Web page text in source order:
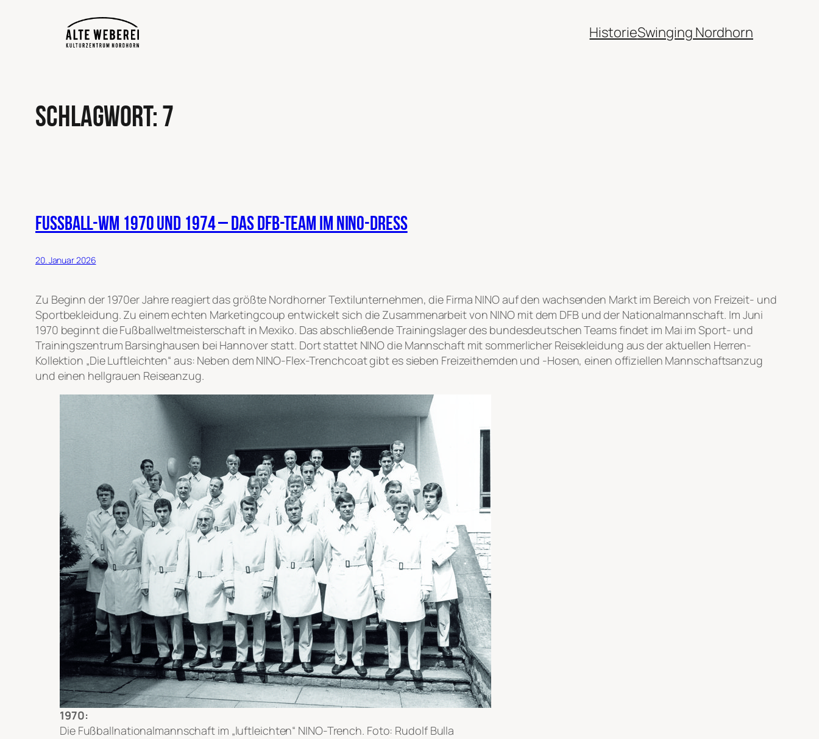
HistorieSwinging Nordhorn
Schlagwort: 7
Fußball-WM 1970 und 1974 – das DFB-Team im NINO-Dress
20. Januar 2026
Zu Beginn der 1970er Jahre reagiert das größte Nordhorner Textilunternehmen, die Firma NINO auf den wachsenden Markt im Bereich von Freizeit- und
Sportbekleidung. Zu einem echten Marketingcoup entwickelt sich die Zusammenarbeit von NINO mit dem DFB und der Nationalmannschaft. Im Juni
1970 beginnt die Fußballweltmeisterschaft in Mexiko. Das abschließende Trainingslager des bundesdeutschen Teams findet im Mai im Sport- und
Trainingszentrum Barsinghausen bei Hannover statt. Dort stattet NINO die Mannschaft mit sommerlicher Reisekleidung aus der aktuellen Herren-
Kollektion „Die Luftleichten“ aus: Neben dem NINO-Flex-Trenchcoat gibt es sieben Freizeithemden und -Hosen, einen offiziellen Mannschaftsanzug
und einen hellgrauen Reiseanzug.
1970:
Die Fußballnationalmannschaft im „luftleichten“ NINO-Trench. Foto: Rudolf Bulla